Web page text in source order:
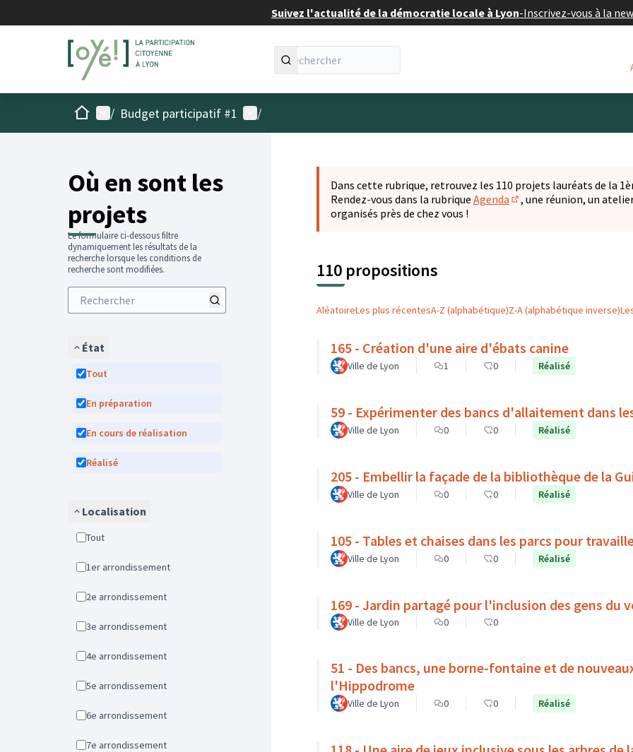
Suivez l'actualité de la démocratie locale à Lyon-Inscrivez-vous à la
AccueilMenu principal
/ Budget participatif #1 Menu utilisateur
/
Où en sont les
projets
Le formulaire ci-dessous filtre
dynamiquement les résultats de la
recherche lorsque les conditions de
recherche sont modifiées.
État
Tout
En préparation
En cours de réalisation
Réalisé
Localisation
Tout
1er arrondissement
2e arrondissement
3e arrondissement
4e arrondissement
5e arrondissement
6e arrondissement
7e arrondissement
Dans cette rubrique, retrouvez les 110 projets lauréats de la
Rendez-vous dans la rubrique Agenda
(S'ouvre dans un nouvel
, une réunion, un
organisés près de chez vous !
110 propositions
AléatoireLes plus récentesA-Z (alphabétique)Z-A (alphabétique inverse)
165 - Création d'une aire d'ébats canine
Ville de Lyon 1 0 Réalisé
59 - Expérimenter des bancs d'allaitement dans
Ville de Lyon 0 0 Réalisé
205 - Embellir la façade de la bibliothèque de la
Ville de Lyon 0 0 Réalisé
105 - Tables et chaises dans les parcs pour
Ville de Lyon 0 0 Réalisé
169 - Jardin partagé pour l'inclusion des gens du
Ville de Lyon 0 0
51 - Des bancs, une borne-fontaine et de
l'Hippodrome
Ville de Lyon 0 0 Réalisé